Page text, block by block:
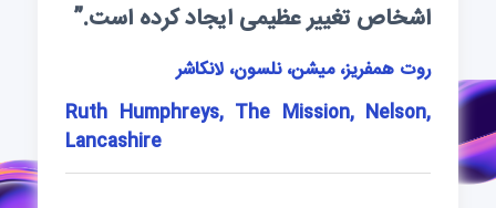
اشخاص تغییر عظیمی ایجاد کرده است.”
روت همفریز، میشن، نلسون، لانکاشر
Ruth Humphreys, The Mission, Nelson,
Lancashire